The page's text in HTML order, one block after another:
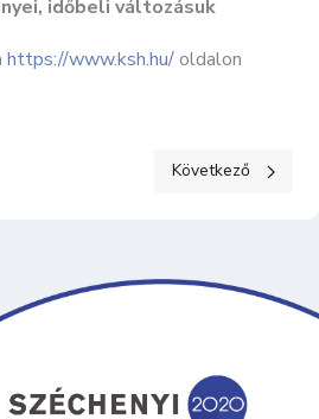
időbeli változásuk
https://www.ksh.hu/oldalon
ADATOK II. Tevékenységre,Következő cikk:
Következő